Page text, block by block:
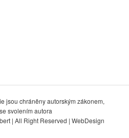
jsou chráněny autorským zákonem,
svolením autora
| All Right Reserved | WebDesign